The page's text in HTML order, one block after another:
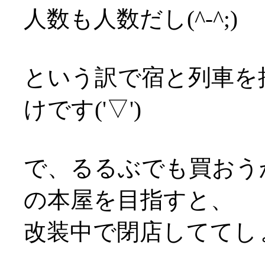
人数も人数だし(^-^;)
という訳で宿と列車
けです('▽')
で、るるぶでも買お
の本屋を目指すと、
改装中で閉店してて